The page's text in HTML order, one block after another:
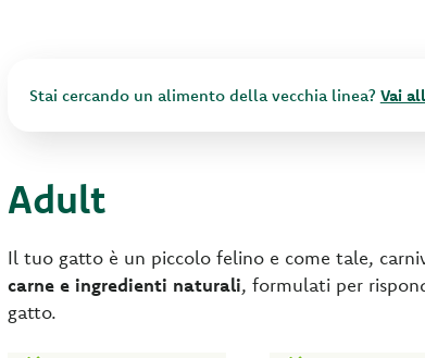
Stai cercando un alimento della vecchia linea? Vai
Adult
Il tuo gatto è un piccolo felino e come tale,
carne e ingredienti naturali, formulati per
gatto.